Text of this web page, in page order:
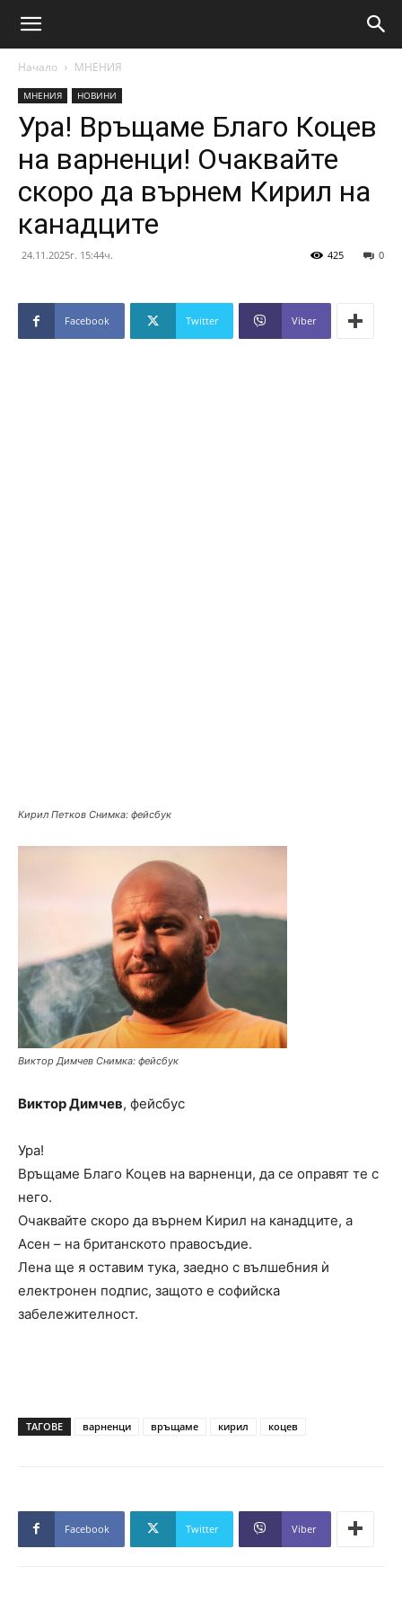
Начало МНЕНИЯ
МНЕНИЯ НОВИНИ
Ура! Връщаме Благо Коцев
на варненци! Очаквайте
скоро да върнем Кирил на
канадците
24.11.2025г. 15:44ч. 0
425
Facebook Twitter Viber
Кирил Петков Снимка: фейсбук
Виктор Димчев Снимка: фейсбук
Виктор Димчев, фейсбус
Ура!
Връщаме Благо Коцев на варненци, да се оправят те с
него.
Очаквайте скоро да върнем Кирил на канадците, а
Асен – на британското правосъдие.
Лена ще я оставим тука, заедно с вълшебния ѝ
електронен подпис, защото е софийска
забележителност.
ТАГОВЕ варненци връщаме кирил коцев
Facebook Twitter Viber